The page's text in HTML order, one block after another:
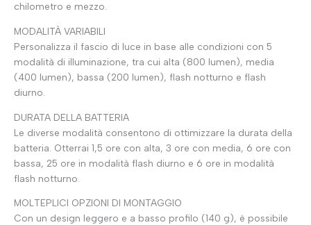
chilometro e mezzo.
MODALITÀ VARIABILI
Personalizza il fascio di luce in base alle condizioni con 5
modalità di illuminazione, tra cui alta (800 lumen), media
(400 lumen), bassa (200 lumen), flash notturno e flash
diurno.
DURATA DELLA BATTERIA
Le diverse modalità consentono di ottimizzare la durata della
batteria. Otterrai 1,5 ore con alta, 3 ore con media, 6 ore con
bassa, 25 ore in modalità flash diurno e 6 ore in modalità
flash notturno.
MOLTEPLICI OPZIONI DI MONTAGGIO
Con un design leggero e a basso profilo (140 g), è possibile